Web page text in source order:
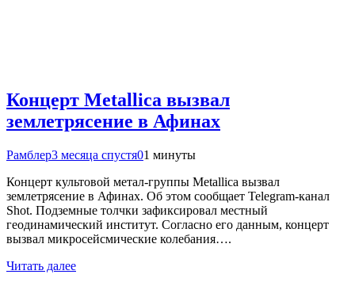
Концерт Metallica вызвал
землетрясение в Афинах
Рамблер3 месяца спустя01 минуты
Концерт культовой метал-группы Metallica вызвал
землетрясение в Афинах. Об этом сообщает Telegram-канал
Shot. Подземные толчки зафиксировал местный
геодинамический институт. Согласно его данным, концерт
вызвал микросейсмические колебания….
Читать далее